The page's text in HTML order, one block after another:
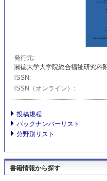
発行元
淑徳大学大学院総合福祉研究科
ISSN
ISSN（オンライン）
投稿規程
バックナンバーリスト
分野別リスト
書籍情報から探す